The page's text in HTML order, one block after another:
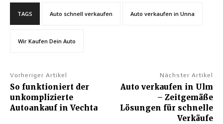
TAGS Auto schnell verkaufen Auto verkaufen in Unna
Wir Kaufen Dein Auto
Vorheriger Artikel
So funktioniert der
unkomplizierte
Autoankauf in Vechta
Nächster Artikel
Auto verkaufen in Ulm
– Zeitgemäße
Lösungen für schnelle
Verkäufe